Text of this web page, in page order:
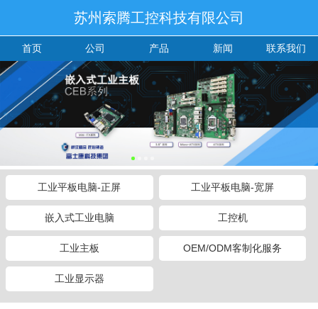
苏州索腾工控科技有限公司
首页 公司 产品 新闻 联系我们
工业平板电脑-正屏 工业平板电脑-宽屏
嵌入式工业电脑 工控机
工业主板 OEM/ODM客制化服务
工业显示器